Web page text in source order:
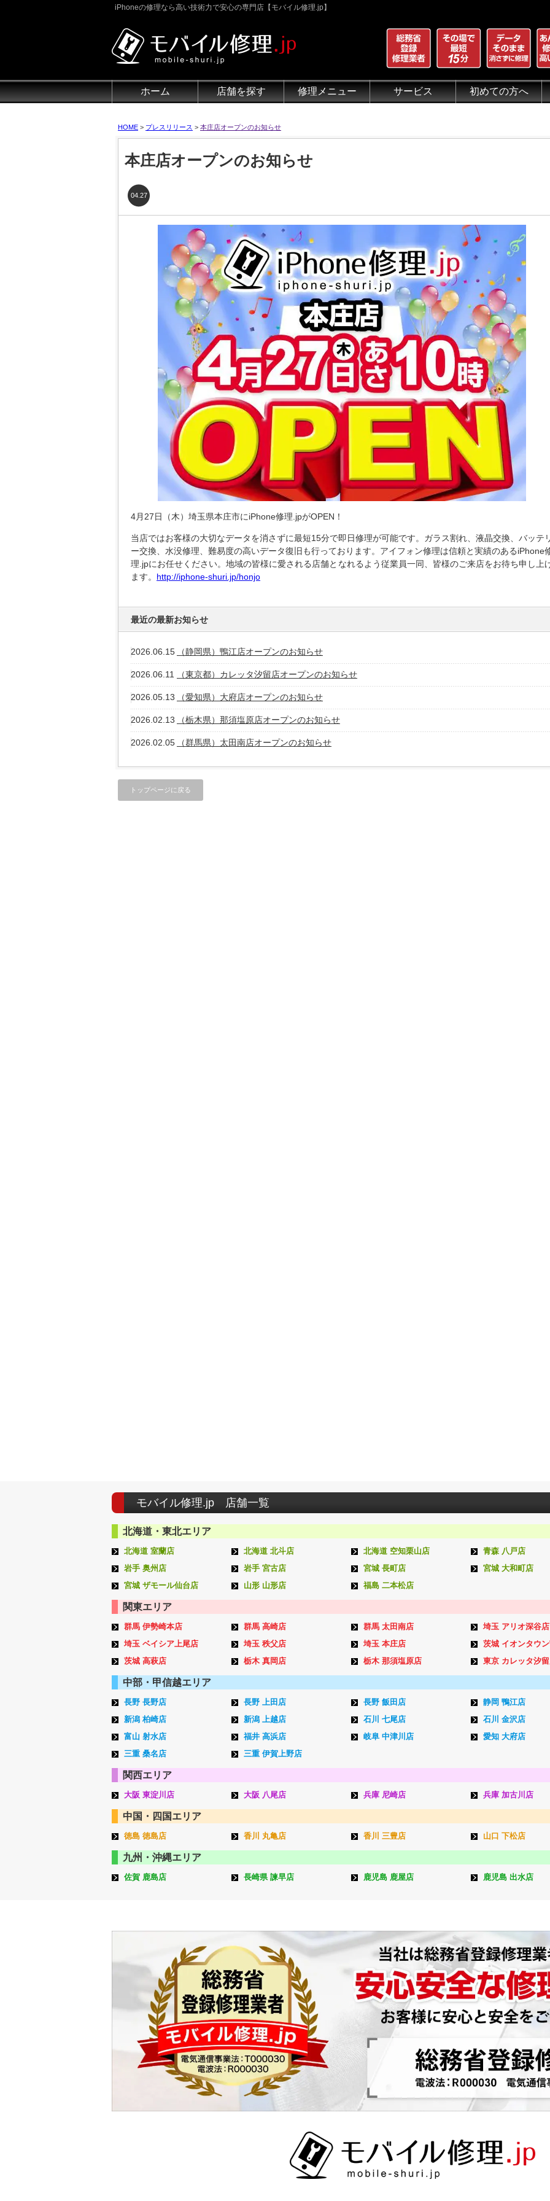
iPhoneの修理なら高い技術力で安心の専門店【モバイル修理.jp】
ホーム 店舗を探す 修理メニュー サービス 初めての方へ
HOME > プレスリリース > 本庄店オープンのお知らせ
本庄店オープンのお知らせ
04.27
4月27日（木）埼玉県本庄市にiPhone修理.jpがOPEN！
当店ではお客様の大切なデータを消さずに最短15分で即日修理が可能です。ガラス割れ、液晶交換、バッテ
ー交換、水没修理、難易度の高いデータ復旧も行っております。アイフォン修理は信頼と実績のあるiPhone
理.jpにお任せください。地域の皆様に愛される店舗となれるよう従業員一同、皆様のご来店をお待ち申し上
ます。 http://iphone-shuri.jp/honjo
最近の最新お知らせ
2026.06.15 （静岡県）鴨江店オープンのお知らせ
2026.06.11 （東京都）カレッタ汐留店オープンのお知らせ
2026.05.13 （愛知県）大府店オープンのお知らせ
2026.02.13 （栃木県）那須塩原店オープンのお知らせ
2026.02.05 （群馬県）太田南店オープンのお知らせ
トップページに戻る
モバイル修理.jp 店舗一覧
北海道・東北エリア
北海道 室蘭店 北海道 北斗店 北海道 空知栗山店
青森 八戸店
岩手 奥州店
岩手 宮古店 宮城 長町店
宮城 大和町店
宮城 ザモール仙台店
山形 山形店 福島 二本松店
関東エリア
群馬 伊勢崎本店 群馬 高崎店 群馬 太田南店
埼玉 アリオ深谷店
埼玉 ベイシア上尾店
埼玉 秩父店 埼玉 本庄店
茨城 イオンタウ
茨城 高萩店
栃木 真岡店 栃木 那須塩原店 東京 カレッタ汐
中部・甲信越エリア
長野 長野店 長野 上田店 長野 飯田店
静岡 鴨江店
新潟 柏崎店
新潟 上越店 石川 七尾店
石川 金沢店
富山 射水店
福井 高浜店 岐阜 中津川店
愛知 大府店
三重 桑名店
三重 伊賀上野店
関西エリア
大阪 東淀川店 大阪 八尾店 兵庫 尼崎店 兵庫 加古川店
中国・四国エリア
徳島 徳島店 香川 丸亀店 香川 三豊店 山口 下松店
九州・沖縄エリア
佐賀 鹿島店 長崎県 諫早店 鹿児島 鹿屋店 鹿児島 出水店